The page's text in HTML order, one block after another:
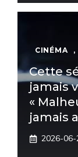
CINÉMA ,
Cette
jamais
«
jamais
2026-06-